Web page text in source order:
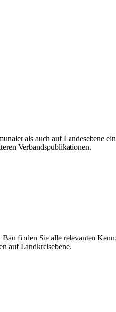
als auch auf Landesebene
Verbandspublikationen.
finden Sie alle relevanten
auf Landkreisebene.